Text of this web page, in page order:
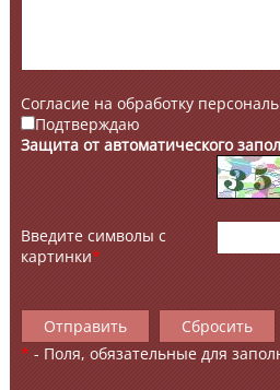
Согласие на обработку
Подтверждаю
Защита от автоматического
Введите символы с
картинки*
* - Поля, обязательные для